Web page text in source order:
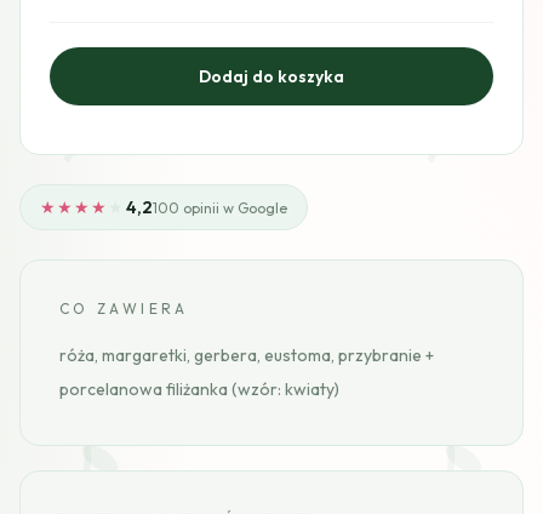
★★★★ 4,2100 opinii w Google
CO ZAWIERA
róża, margaretki, gerbera, eustoma, przybranie +
porcelanowa filiżanka (wzór: kwiaty)